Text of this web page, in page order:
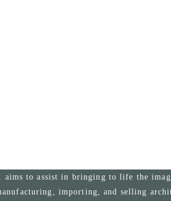
aims to assist in bringing to life the
importing, and selling